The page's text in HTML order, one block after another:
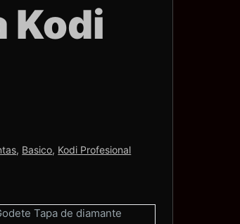
Kodi
, Basico, Kodi Profesional